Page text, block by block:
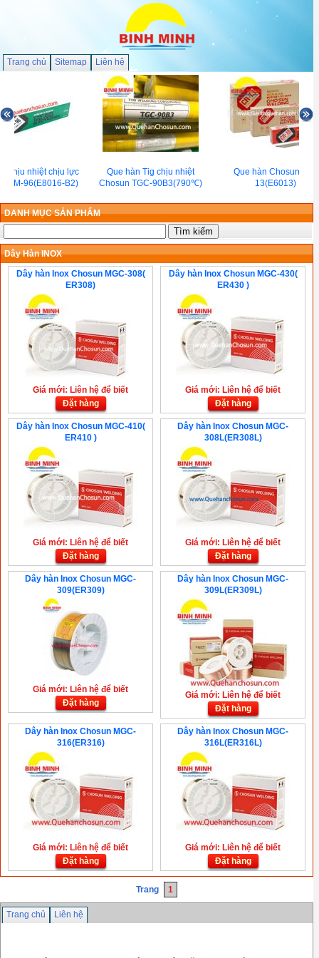
Trang chủ Sitemap Liên hệ
chịu nhiệt chịu lực
CM-96(E8016-B2)
Que hàn Tig chịu nhiệt
Chosun TGC-90B3(790℃)
Que hàn Chosun CR-
13(E6013)
DANH MỤC SẢN PHẨM
Dây Hàn INOX
Dây hàn Inox Chosun MGC-308(
ER308)
Giá mới: Liên hệ để biết
Đặt hàng
Dây hàn Inox Chosun MGC-430(
ER430 )
Giá mới: Liên hệ để biết
Đặt hàng
Dây hàn Inox Chosun MGC-410(
ER410 )
Giá mới: Liên hệ để biết
Đặt hàng
Dây hàn Inox Chosun MGC-
308L(ER308L)
Giá mới: Liên hệ để biết
Đặt hàng
Dây hàn Inox Chosun MGC-
309(ER309)
Giá mới: Liên hệ để biết
Đặt hàng
Dây hàn Inox Chosun MGC-
309L(ER309L)
Giá mới: Liên hệ để biết
Đặt hàng
Dây hàn Inox Chosun MGC-
316(ER316)
Giá mới: Liên hệ để biết
Đặt hàng
Dây hàn Inox Chosun MGC-
316L(ER316L)
Giá mới: Liên hệ để biết
Đặt hàng
Trang 1
Trang chủ Liên hệ